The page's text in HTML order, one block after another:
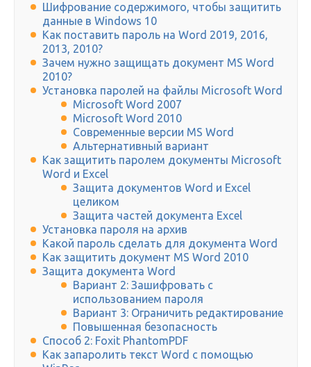
Шифрование содержимого, чтобы защитить
данные в Windows 10​​​​​​​​​​​​​​
Как поставить пароль на Word 2019, 2016,
2013, 2010?
Зачем нужно защищать документ MS Word
2010?
Установка паролей на файлы Microsoft Word
Microsoft Word 2007
Microsoft Word 2010
Современные версии MS Word
Альтернативный вариант
Как защитить паролем документы Microsoft
Word и Excel
Защита документов Word и Excel
целиком
Защита частей документа Excel
Установка пароля на архив
Какой пароль сделать для документа Word
Как защитить документ MS Word 2010
Защита документа Word
Вариант 2: Зашифровать с
использованием пароля
Вариант 3: Ограничить редактирование
Повышенная безопасность
Способ 2: Foxit PhantomPDF
Как запаролить текст Word с помощью